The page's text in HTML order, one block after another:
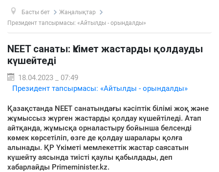
Басты бет
Жаңалықтар
Президент тапсырмасы: «Айтылды - орындалды»
NEET санаты: Үкімет жастарды қолдауды
күшейтеді
18.04.2023 _ 07:49
Президент тапсырмасы: «Айтылды - орындалды»
Қазақстанда NEET санатындағы кәсіптік білімі жоқ және
жұмыссыз жүрген жастарды қолдау күшейтіледі. Атап
айтқанда, жұмысқа орналастыру бойынша белсенді
көмек көрсетіліп, өзге де қолдау шаралары қолға
алынады. ҚР Үкіметі мемлекеттік жастар саясатын
күшейту аясында тиісті қаулы қабылдады, деп
хабарлайды Primeminister.kz.